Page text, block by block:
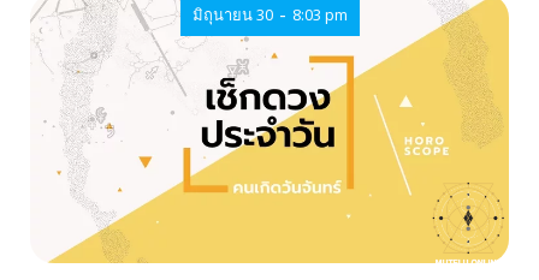
มิถุนายน 30 - 8:03 pm